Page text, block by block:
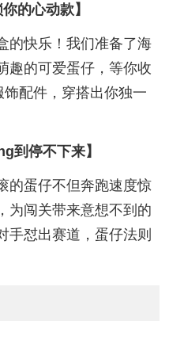
的心动款】
的快乐！我们准备了海
趣的可爱蛋仔，等你收
配件，穿搭出你独一
到停不下来】
的蛋仔不但奔跑速度惊
为闯关带来意想不到的
手怼出赛道，蛋仔法则